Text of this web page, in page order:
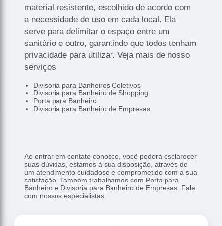
material resistente, escolhido de acordo com
a necessidade de uso em cada local. Ela
serve para delimitar o espaço entre um
sanitário e outro, garantindo que todos tenham
privacidade para utilizar. Veja mais de nosso
serviços
Divisoria para Banheiros Coletivos
Divisoria para Banheiro de Shopping
Porta para Banheiro
Divisoria para Banheiro de Empresas
Ao entrar em contato conosco, você poderá esclarecer
suas dúvidas, estamos à sua disposição, através de
um atendimento cuidadoso e comprometido com a sua
satisfação. Também trabalhamos com Porta para
Banheiro e Divisoria para Banheiro de Empresas. Fale
com nossos especialistas.